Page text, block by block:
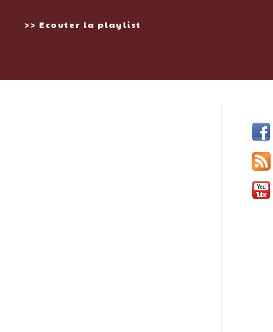
>> Ecouter la playlist